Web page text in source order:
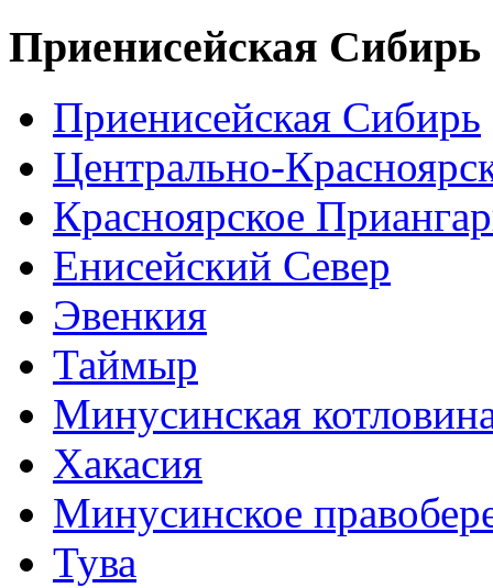
Приенисейская Сибирь
Приенисейская Сибирь
Центрально-
Красноярское
Енисейский Север
Эвенкия
Таймыр
Минусинская
Хакасия
Минусинское
Тува